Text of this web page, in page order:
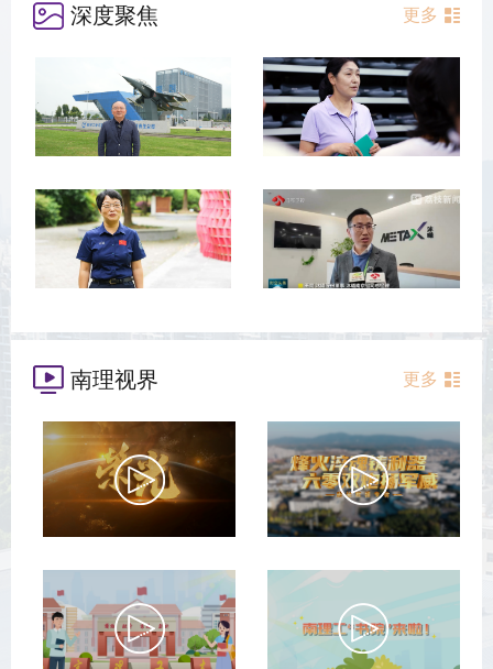
深度聚焦 更多
南理视界 更多